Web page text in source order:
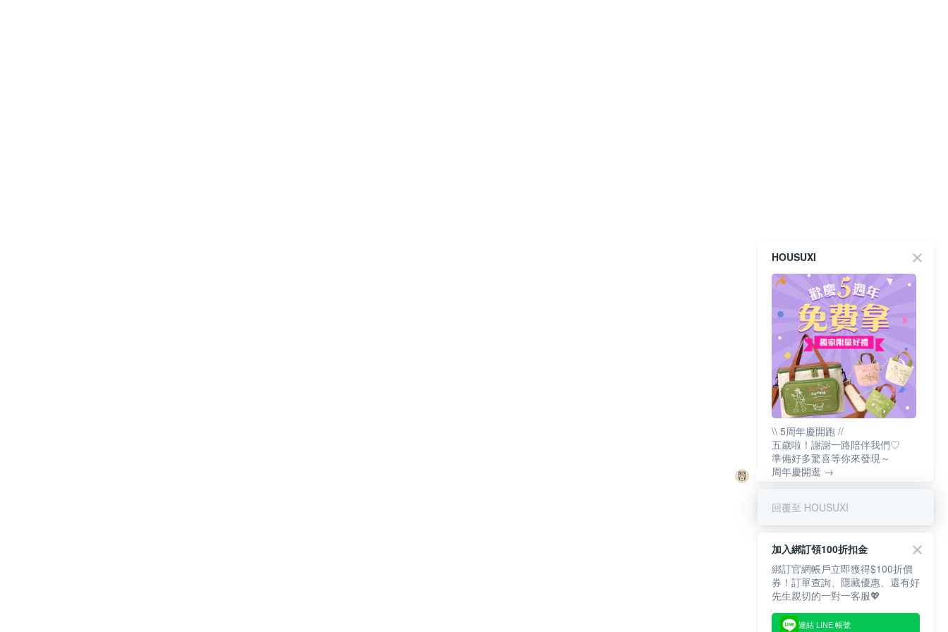
HOUSUXI
\\ 5周年慶開跑 //
五歲啦！謝謝一路陪伴我們♡
準備好多驚喜等你來發現～
周年慶開逛 →
回覆至 HOUSUXI
加入綁訂領100折扣金
綁訂官網帳戶立即獲得$100折價
券！訂單查詢、隱藏優惠、還有好
先生親切的一對一客服💖
連結 LINE 帳號